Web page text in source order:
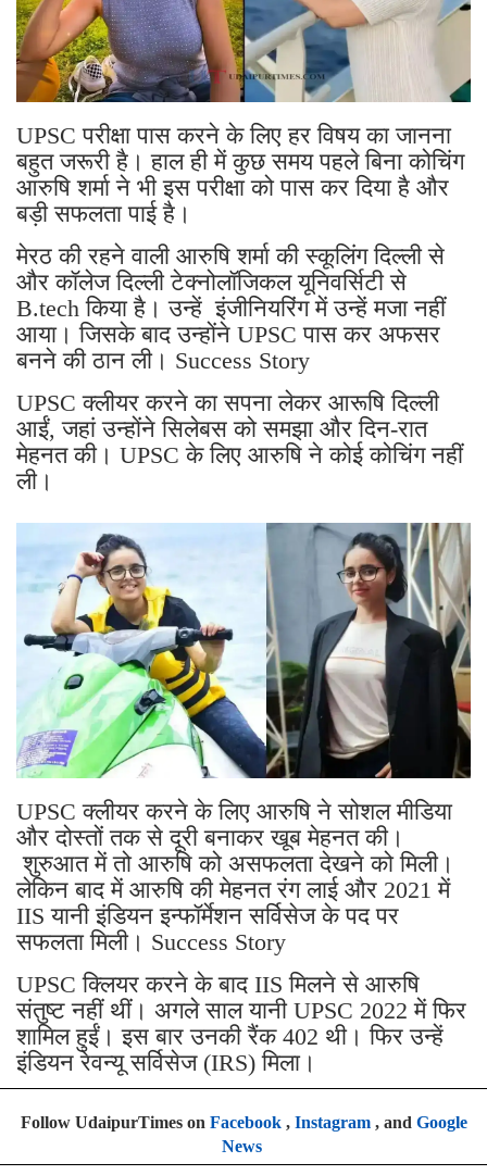
UPSC परीक्षा पास करने के लिए हर विषय का जानना
बहुत जरूरी है। हाल ही में कुछ समय पहले बिना कोचिंग
आरुषि शर्मा ने भी इस परीक्षा को पास कर दिया है और
बड़ी सफलता पाई है।
मेरठ की रहने वाली आरुषि शर्मा की स्कूलिंग दिल्ली से
और कॉलेज दिल्ली टेक्नोलॉजिकल यूनिवर्सिटी से
B.tech किया है। उन्हें इंजीनियरिंग में उन्हें मजा नहीं
आया। जिसके बाद उन्होंने UPSC पास कर अफसर
बनने की ठान ली। Success Story
UPSC क्लीयर करने का सपना लेकर आरूषि दिल्ली
आईं, जहां उन्होंने सिलेबस को समझा और दिन-रात
मेहनत की। UPSC के लिए आरुषि ने कोई कोचिंग नहीं
ली।
UPSC क्लीयर करने के लिए आरुषि ने सोशल मीडिया
और दोस्तों तक से दूरी बनाकर खूब मेहनत की।
शुरुआत में तो आरुषि को असफलता देखने को मिली।
लेकिन बाद में आरुषि की मेहनत रंग लाई और 2021 में
IIS यानी इंडियन इन्फॉर्मेशन सर्विसेज के पद पर
सफलता मिली। Success Story
UPSC क्लियर करने के बाद IIS मिलने से आरुषि
संतुष्ट नहीं थीं। अगले साल यानी UPSC 2022 में फिर
शामिल हुईं। इस बार उनकी रैंक 402 थी। फिर उन्हें
इंडियन रेवन्यू सर्विसेज (IRS) मिला।
Follow UdaipurTimes on Facebook, Instagram, and Google
News